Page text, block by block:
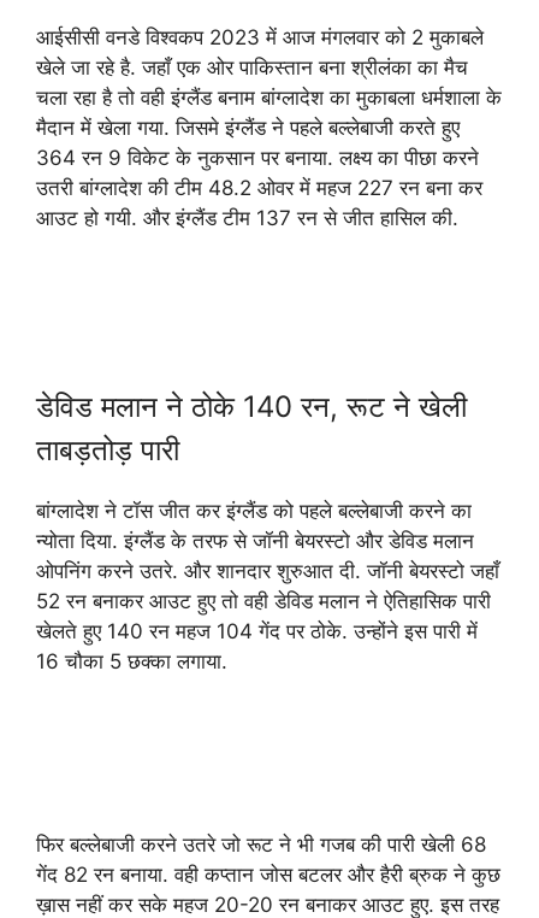
आईसीसी वनडे विश्वकप 2023 में आज मंगलवार को 2 मुकाबले
खेले जा रहे है. जहाँ एक ओर पाकिस्तान बना श्रीलंका का मैच
चला रहा है तो वही इंग्लैंड बनाम बांग्लादेश का मुकाबला धर्मशाला के
मैदान में खेला गया. जिसमे इंग्लैंड ने पहले बल्लेबाजी करते हुए
364 रन 9 विकेट के नुकसान पर बनाया. लक्ष्य का पीछा करने
उतरी बांग्लादेश की टीम 48.2 ओवर में महज 227 रन बना कर
आउट हो गयी. और इंग्लैंड टीम 137 रन से जीत हासिल की.
डेविड मलान ने ठोके 140 रन, रूट ने खेली
ताबड़तोड़ पारी
बांग्लादेश ने टॉस जीत कर इंग्लैंड को पहले बल्लेबाजी करने का
न्योता दिया. इंग्लैंड के तरफ से जॉनी बेयरस्टो और डेविड मलान
ओपनिंग करने उतरे. और शानदार शुरुआत दी. जॉनी बेयरस्टो जहाँ
52 रन बनाकर आउट हुए तो वही डेविड मलान ने ऐतिहासिक पारी
खेलते हुए 140 रन महज 104 गेंद पर ठोके. उन्होंने इस पारी में
16 चौका 5 छक्का लगाया.
फिर बल्लेबाजी करने उतरे जो रूट ने भी गजब की पारी खेली 68
गेंद 82 रन बनाया. वही कप्तान जोस बटलर और हैरी ब्रुक ने कुछ
ख़ास नहीं कर सके महज 20-20 रन बनाकर आउट हुए. इस तरह